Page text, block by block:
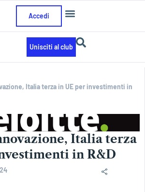
Accedi
Unisciti al club
Italia terza in UE per investimenti in
Italia terza
in R&D